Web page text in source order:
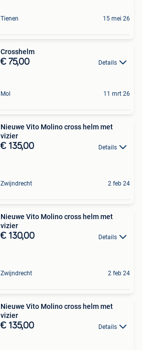
Tienen 15 mei 26
Crosshelm
€ 75,00 Details
Mol 11 mrt 26
Nieuwe Vito Molino cross helm met
vizier
€ 135,00 Details
Zwijndrecht 2 feb 24
Nieuwe Vito Molino cross helm met
vizier
€ 130,00 Details
Zwijndrecht 2 feb 24
Nieuwe Vito Molino cross helm met
vizier
€ 135,00 Details